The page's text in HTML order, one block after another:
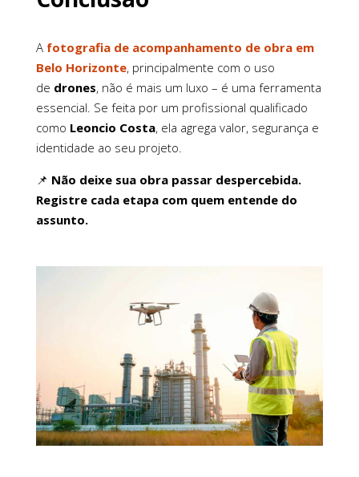
A fotografia de acompanhamento de obra em
Belo Horizonte, principalmente com o uso
de drones, não é mais um luxo – é uma ferramenta
essencial. Se feita por um profissional qualificado
como Leoncio Costa, ela agrega valor, segurança e
identidade ao seu projeto.
📌 Não deixe sua obra passar despercebida.
Registre cada etapa com quem entende do
assunto.